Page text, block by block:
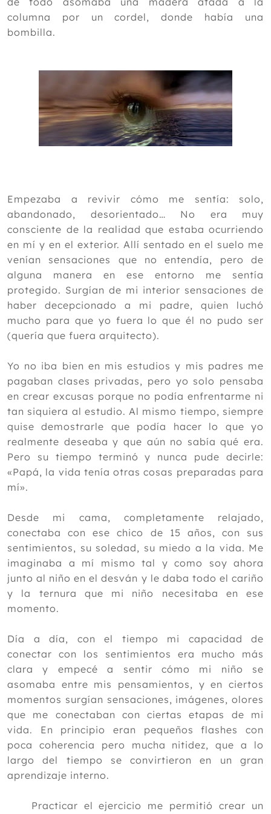
columna por un cordel, donde había una
bombilla.
Empezaba a revivir cómo me sentía: solo,
abandonado, desorientado… No era muy
consciente de la realidad que estaba ocurriendo
en mí y en el exterior. Allí sentado en el suelo me
venían sensaciones que no entendía, pero de
alguna manera en ese entorno me sentía
protegido. Surgían de mi interior sensaciones de
haber decepcionado a mi padre, quien luchó
mucho para que yo fuera lo que él no pudo ser
(quería que fuera arquitecto).
Yo no iba bien en mis estudios y mis padres me
pagaban clases privadas, pero yo solo pensaba
en crear excusas porque no podía enfrentarme ni
tan siquiera al estudio. Al mismo tiempo, siempre
quise demostrarle que podía hacer lo que yo
realmente deseaba y que aún no sabía qué era.
Pero su tiempo terminó y nunca pude decirle:
«Papá, la vida tenía otras cosas preparadas para
mí».
Desde mi cama, completamente relajado,
conectaba con ese chico de 15 años, con sus
sentimientos, su soledad, su miedo a la vida. Me
imaginaba a mí mismo tal y como soy ahora
junto al niño en el desván y le daba todo el cariño
y la ternura que mi niño necesitaba en ese
momento.
Día a día, con el tiempo mi capacidad de
conectar con los sentimientos era mucho más
clara y empecé a sentir cómo mi niño se
asomaba entre mis pensamientos, y en ciertos
momentos surgían sensaciones, imágenes, olores
que me conectaban con ciertas etapas de mi
vida. En principio eran pequeños flashes con
poca coherencia pero mucha nitidez, que a lo
largo del tiempo se convirtieron en un gran
aprendizaje interno.
Practicar el ejercicio me permitió crear un